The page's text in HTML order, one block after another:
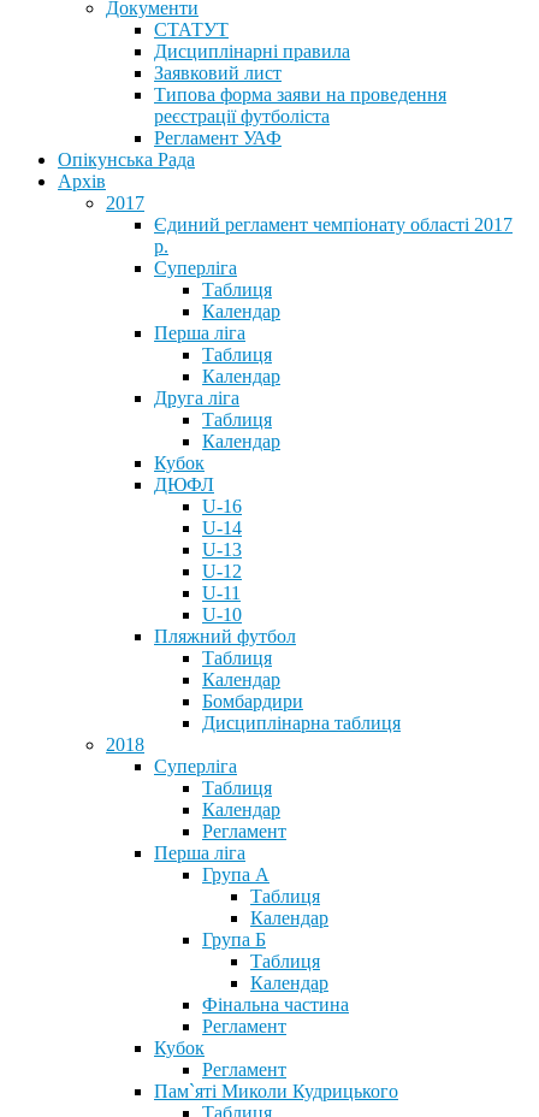
Документи
СТАТУТ
Дисциплінарні правила
Заявковий лист
Типова форма заяви на проведення
реєстрації футболіста
Регламент УАФ
Опікунська Рада
Архів
2017
Єдиний регламент чемпіонату області 2017
р.
Суперліга
Таблиця
Календар
Перша ліга
Таблиця
Календар
Друга ліга
Таблиця
Календар
Кубок
ДЮФЛ
U-16
U-14
U-13
U-12
U-11
U-10
Пляжний футбол
Таблиця
Календар
Бомбардири
Дисциплінарна таблиця
2018
Суперліга
Таблиця
Календар
Регламент
Перша ліга
Група А
Таблиця
Календар
Група Б
Таблиця
Календар
Фінальна частина
Регламент
Кубок
Регламент
Пам`яті Миколи Кудрицького
Таблиця